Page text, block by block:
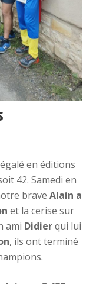
en éditions
42. Samedi en
brave Alain a
et la cerise sur
ami Didierqui lui
, ils ont terminé